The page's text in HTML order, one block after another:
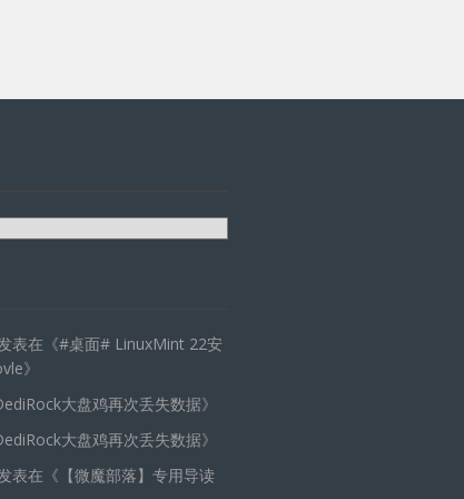
表在《#桌面# LinuxMint 22安
》
大盘鸡再次丢失数据》
大盘鸡再次丢失数据》
表在《 【微魔部落】专用导读